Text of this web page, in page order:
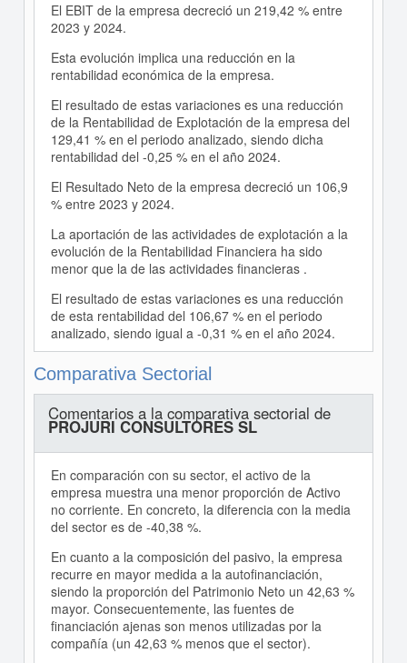
El EBIT de la empresa decreció un 219,42 % entre
2023 y 2024.
Esta evolución implica una reducción en la
rentabilidad económica de la empresa.
El resultado de estas variaciones es una reducción
de la Rentabilidad de Explotación de la empresa del
129,41 % en el periodo analizado, siendo dicha
rentabilidad del -0,25 % en el año 2024.
El Resultado Neto de la empresa decreció un 106,9
% entre 2023 y 2024.
La aportación de las actividades de explotación a la
evolución de la Rentabilidad Financiera ha sido
menor que la de las actividades financieras .
El resultado de estas variaciones es una reducción
de esta rentabilidad del 106,67 % en el periodo
analizado, siendo igual a -0,31 % en el año 2024.
Comparativa Sectorial
Comentarios a la comparativa sectorial de
PROJURI CONSULTORES SL
En comparación con su sector, el activo de la
empresa muestra una menor proporción de Activo
no corriente. En concreto, la diferencia con la media
del sector es de -40,38 %.
En cuanto a la composición del pasivo, la empresa
recurre en mayor medida a la autofinanciación,
siendo la proporción del Patrimonio Neto un 42,63 %
mayor. Consecuentemente, las fuentes de
financiación ajenas son menos utilizadas por la
compañía (un 42,63 % menos que el sector).